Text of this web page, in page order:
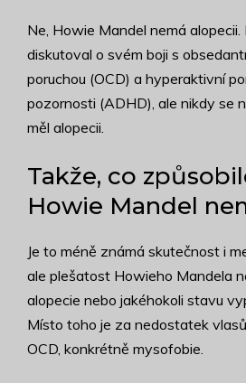
Ne, Howie Mandel nemá
diskutoval o svém boji s
poruchou (OCD) a hyperaktivní
pozornosti (ADHD), ale nikdy se
měl alopecii.
Takže, co
Howie Mandel
Je to méně známá skutečnost i
ale plešatost Howieho Mandela
alopecie nebo jakéhokoli stavu
Místo toho je za nedostatek
OCD, konkrétně mysofobie.